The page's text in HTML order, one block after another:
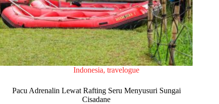
Indonesia, travelogue
Pacu Adrenalin Lewat Rafting Seru Menyusuri Sungai
Cisadane